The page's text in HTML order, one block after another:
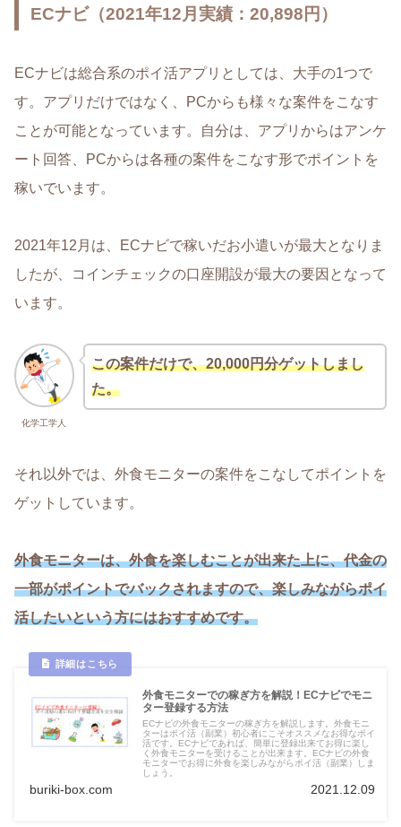
ECナビ（2021年12月実績：20,898円）
ECナビは総合系のポイ活アプリとしては、大手の1つで
す。アプリだけではなく、PCからも様々な案件をこなす
ことが可能となっています。自分は、アプリからはアンケ
ート回答、PCからは各種の案件をこなす形でポイントを
稼いでいます。
2021年12月は、ECナビで稼いだお小遣いが最大となりま
したが、コインチェックの口座開設が最大の要因となって
います。
化学工学人
この案件だけで、20,000円分ゲットしまし
た。
それ以外では、外食モニターの案件をこなしてポイントを
ゲットしています。
外食モニターは、外食を楽しむことが出来た上に、代金の
一部がポイントでバックされますので、楽しみながらポイ
活したいという方にはおすすめです。
外食モニターでの稼ぎ方を解説！ECナビでモニ
ター登録する方法
ECナビの外食モニターの稼ぎ方を解説します。外食モニ
ターはポイ活（副業）初心者にこそオススメなお得なポイ
活です。ECナビであれば、簡単に登録出来てお得に楽し
く外食モニターを受けることが出来ます。ECナビの外食
モニターでお得に外食を楽しみながらポイ活（副業）しま
しょう。
buriki-box.com 2021.12.09